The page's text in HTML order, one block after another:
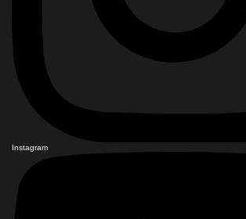
Instagram